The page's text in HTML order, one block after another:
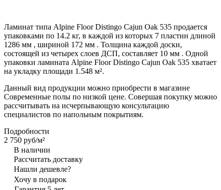
Ламинат типа Alpine Floor Distingo Cajun Oak 535 продается
упаковками по 14.2 кг, в каждой из которых 7 пластин длиной
1286 мм , шириной 172 мм . Толщина каждой доски,
состоящей из четырех слоев ДСП, составляет 10 мм . Одной
упаковки ламината Alpine Floor Distingo Cajun Oak 535 хватает
на укладку площади 1.548 м².
Данный вид продукции можно приобрести в магазине
Современные полы по низкой цене. Совершая покупку можно
рассчитывать на исчерпывающую консультацию
специалистов по напольным покрытиям.
Подробности
2 750 руб/м²
В наличии
Рассчитать доставку
Нашли дешевле?
Хочу в подарок